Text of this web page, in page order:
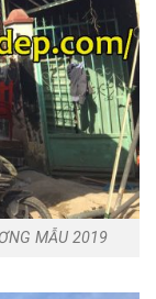
MẪU 2019